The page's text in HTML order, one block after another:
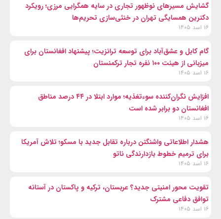
گشایش مسیرهای نوظهور تجاری در سایه همگرایی مرزی؛ رویکرد
دکترین همسایگی تهران در خنثی‌سازی تحریم‌ها
۱۶ اسد ۱۴۰۵
گام کابل و عشق‌آباد برای توسعه ترانزیت؛ پیشنهاد افغانستان برای
میزبانی از هیئت ۱۰۰ نفره تجار ترکمنستان
۱۶ اسد ۱۴۰۵
افزایش نگران‌کننده سوءتغذیه؛ موارد ابتلا در ۴۴ درصد مناطق
افغانستان دو برابر شده است
۱۶ اسد ۱۴۰۵
هشدار اطلاعاتی واشنگتن درباره تقابل جدید با مسکو؛ تلاش آمریکا
برای ترمیم خطوط بازدارندگی ناتو
۱۶ اسد ۱۴۰۵
تقویت محور امنیتی جدید؟ عربستان، ترکیه و پاکستان در آستانه
توافق دفاعی مشترک
۱۶ اسد ۱۴۰۵